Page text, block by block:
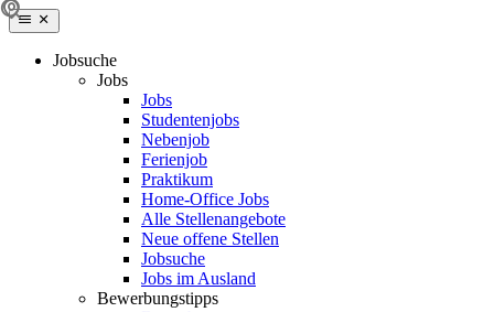
Jobsuche
Jobs
Jobs
Studentenjobs
Nebenjob
Ferienjob
Praktikum
Home-Office Jobs
Alle Stellenangebote
Neue offene Stellen
Jobsuche
Jobs im Ausland
Bewerbungstipps